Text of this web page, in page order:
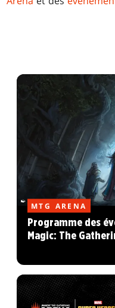
MTG ARENA
Programme des
Magic: The